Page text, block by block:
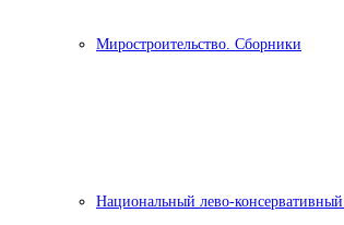
Миростроительство. Сборники
Национальный лево-